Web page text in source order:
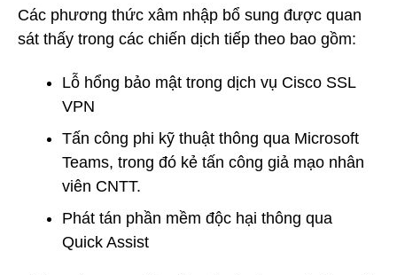
Các phương thức xâm nhập bổ sung được quan
sát thấy trong các chiến dịch tiếp theo bao gồm:
Lỗ hổng bảo mật trong dịch vụ Cisco SSL
VPN
Tấn công phi kỹ thuật thông qua Microsoft
Teams, trong đó kẻ tấn công giả mạo nhân
viên CNTT.
Phát tán phần mềm độc hại thông qua
Quick Assist